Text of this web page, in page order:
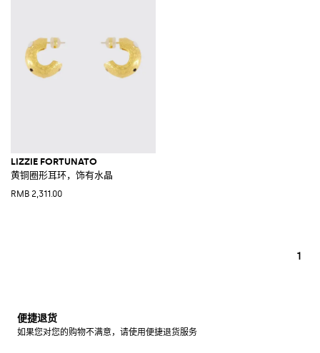
LIZZIE FORTUNATO
黄铜圈形耳环，饰有水晶
RMB 2,311.00
1
便捷退货
如果您对您的购物不满意，请使用便捷退货服务